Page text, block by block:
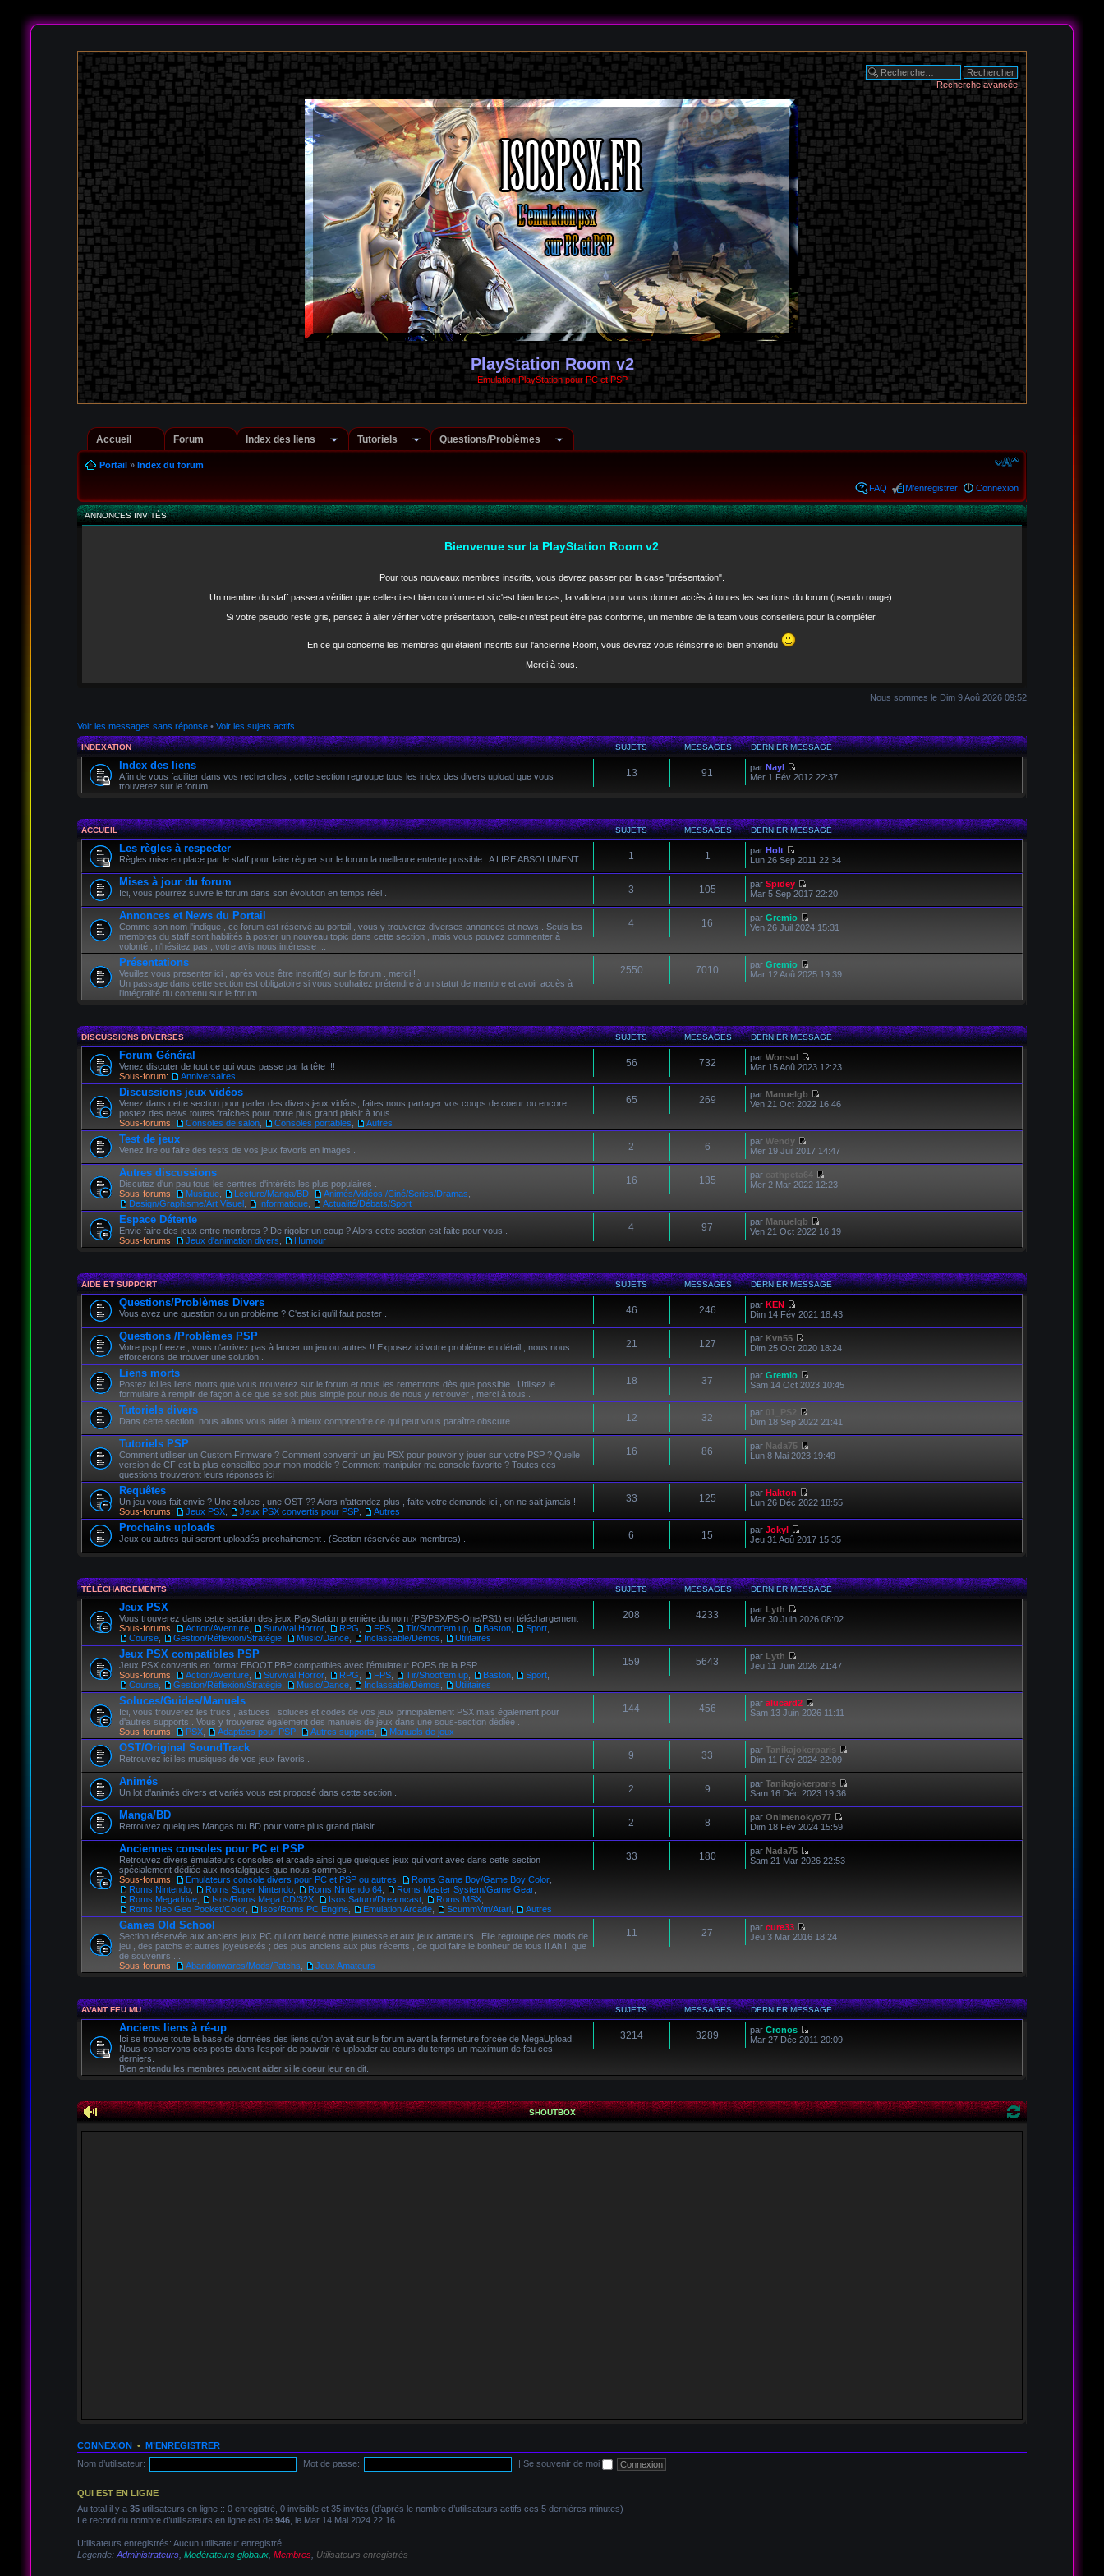
Recherche avancée
PlayStation Room v2
Emulation PlayStation pour PC et PSP
Accueil Forum Index des liens Tutoriels Questions/Problèmes
Portail» Index du forum
FAQ M’enregistrer Connexion
ANNONCES INVITÉS
Bienvenue sur la PlayStation Room v2
Pour tous nouveaux membres inscrits, vous devrez passer par la case "présentation".
Un membre du staff passera vérifier que celle-ci est bien conforme et si c'est bien le cas, la validera pour vous donner accès à toutes les sections du forum (pseudo rouge).
Si votre pseudo reste gris, pensez à aller vérifier votre présentation, celle-ci n'est peut être pas conforme, un membre de la team vous conseillera pour la compléter.
En ce qui concerne les membres qui étaient inscrits sur l'ancienne Room, vous devrez vous réinscrire ici bien entendu
Merci à tous.
Nous sommes le Dim 9 Aoû 2026 09:52
Voir les messages sans réponse• Voir les sujets actifs
INDEXATION SUJETS MESSAGES DERNIER MESSAGE
Index des liens
Afin de vous faciliter dans vos recherches , cette section regroupe tous les index des divers upload que vous
trouverez sur le forum .
13 91 parNayl
Mer 1 Fév 2012 22:37
ACCUEIL SUJETS MESSAGES DERNIER MESSAGE
Les règles à respecter
Règles mise en place par le staff pour faire règner sur le forum la meilleure entente possible . A LIRE ABSOLUMENT 1 1 parHolt
Lun 26 Sep 2011 22:34
Mises à jour du forum
Ici, vous pourrez suivre le forum dans son évolution en temps réel . 3 105 parSpidey
Mar 5 Sep 2017 22:20
Annonces et News du Portail
Comme son nom l'indique , ce forum est réservé au portail , vous y trouverez diverses annonces et news . Seuls les
membres du staff sont habilités à poster un nouveau topic dans cette section , mais vous pouvez commenter à
volonté , n'hésitez pas , votre avis nous intéresse ...
4 16 parGremio
Ven 26 Juil 2024 15:31
Présentations
Veuillez vous presenter ici , après vous être inscrit(e) sur le forum . merci !
Un passage dans cette section est obligatoire si vous souhaitez prétendre à un statut de membre et avoir accès à
l'intégralité du contenu sur le forum .
2550 7010 parGremio
Mar 12 Aoû 2025 19:39
DISCUSSIONS DIVERSES SUJETS MESSAGES DERNIER MESSAGE
Forum Général
Venez discuter de tout ce qui vous passe par la tête !!!
Sous-forum:
Anniversaires
56 732 parWonsul
Mar 15 Aoû 2023 12:23
Discussions jeux vidéos
Venez dans cette section pour parler des divers jeux vidéos, faites nous partager vos coups de coeur ou encore
postez des news toutes fraîches pour notre plus grand plaisir à tous .
Sous-forums:
Consoles de salon, Consoles portables Autres
65 269 par Manuelgb
Ven 21 Oct 2022 16:46
Test de jeux
Venez lire ou faire des tests de vos jeux favoris en images . 2 6 parWendy
Mer 19 Juil 2017 14:47
Autres discussions
Discutez d'un peu tous les centres d'intérêts les plus populaires .
Sous-forums:
Musique, Lecture/Manga/BD, Animés/Vidéos /Ciné/Series/Dramas
Design/Graphisme/Art Visuel, Informatique, Actualité/Débats/Sport
16 135 par
Mer 2 Mar 2022 12:23
Espace Détente
Envie faire des jeux entre membres ? De rigoler un coup ? Alors cette section est faite pour vous .
Sous-forums:
Jeux d'animation divers Humour
4 97 par Manuelgb
Ven 21 Oct 2022 16:19
AIDE ET SUPPORT SUJETS MESSAGES DERNIER MESSAGE
Questions/Problèmes Divers
Vous avez une question ou un problème ? C'est ici qu'il faut poster . 46 246 parKEN
Dim 14 Fév 2021 18:43
Questions /Problèmes PSP
Votre psp freeze , vous n'arrivez pas à lancer un jeu ou autres !! Exposez ici votre problème en détail , nous nous
efforcerons de trouver une solution .
21 127 par Kvn55
Dim 25 Oct 2020 18:24
Liens morts
Postez ici les liens morts que vous trouverez sur le forum et nous les remettrons dès que possible . Utilisez le
formulaire à remplir de façon à ce que se soit plus simple pour nous de nous y retrouver , merci à tous .
18 37 parGremio
Sam 14 Oct 2023 10:45
Tutoriels divers
Dans cette section, nous allons vous aider à mieux comprendre ce qui peut vous paraître obscure . 12 32 par 01_PS2
Dim 18 Sep 2022 21:41
Tutoriels PSP
Comment utiliser un Custom Firmware ? Comment convertir un jeu PSX pour pouvoir y jouer sur votre PSP ? Quelle
version de CF est la plus conseillée pour mon modèle ? Comment manipuler ma console favorite ? Toutes ces
questions trouveront leurs réponses ici !
16 86 par Nada75
Lun 8 Mai 2023 19:49
Requêtes
Un jeu vous fait envie ? Une soluce , une OST ?? Alors n'attendez plus , faite votre demande ici , on ne sait jamais !
Sous-forums:
Jeux PSX, Jeux PSX convertis pour PSP, Autres
33 125 parHakton
Lun 26 Déc 2022 18:55
Prochains uploads
Jeux ou autres qui seront uploadés prochainement . (Section réservée aux membres) . 6 15 parJokyl
Jeu 31 Aoû 2017 15:35
TÉLÉCHARGEMENTS SUJETS MESSAGES DERNIER MESSAGE
Jeux PSX
Vous trouverez dans cette section des jeux PlayStation première du nom (PS/PSX/PS-One/PS1) en téléchargement .
Sous-forums:
Action/Aventure, Survival Horror, RPG FPS, Tir/Shoot'em up, Baston, Sport,
Course, Gestion/Réflexion/Stratégie, Music/Dance, Inclassable/Démos Utilitaires
208 4233 parLyth
Mar 30 Juin 2026 08:02
Jeux PSX compatibles PSP
Jeux PSX convertis en format EBOOT.PBP compatibles avec l'émulateur POPS de la PSP .
Sous-forums:
Action/Aventure, Survival Horror, RPG FPS, Tir/Shoot'em up, Baston, Sport,
Course, Gestion/Réflexion/Stratégie, Music/Dance, Inclassable/Démos Utilitaires
159 5643 par Lyth
Jeu 11 Juin 2026 21:47
Soluces/Guides/Manuels
Ici, vous trouverez les trucs , astuces , soluces et codes de vos jeux principalement PSX mais également pour
d'autres supports . Vous y trouverez également des manuels de jeux dans une sous-section dédiée .
Sous-forums:
PSX, Adaptées pour PSP, Autres supports Manuels de jeux
144 456 paralucard2
Sam 13 Juin 2026 11:11
OST/Original SoundTrack
Retrouvez ici les musiques de vos jeux favoris . 9 33 parTanikajokerparis
Dim 11 Fév 2024 22:09
Animés
Un lot d'animés divers et variés vous est proposé dans cette section . 2 9 parTanikajokerparis
Sam 16 Déc 2023 19:36
Manga/BD
Retrouvez quelques Mangas ou BD pour votre plus grand plaisir . 2 8 parOnimenokyo77
Dim 18 Fév 2024 15:59
Anciennes consoles pour PC et PSP
Retrouvez divers émulateurs consoles et arcade ainsi que quelques jeux qui vont avec dans cette section
spécialement dédiée aux nostalgiques que nous sommes .
Sous-forums:
Emulateurs console divers pour PC et PSP ou autres Roms Game Boy/Game Boy Color,
Roms Nintendo, Roms Super Nintendo, Roms Nintendo 64, Roms Master System/Game Gear,
Roms Megadrive, Isos/Roms Mega CD/32X, Isos Saturn/Dreamcast, Roms MSX,
Roms Neo Geo Pocket/Color, Isos/Roms PC Engine, Emulation Arcade, ScummVm/Atari, Autres
33 180 parNada75
Sam 21 Mar 2026 22:53
Games Old School
Section réservée aux anciens jeux PC qui ont bercé notre jeunesse et aux jeux amateurs . Elle regroupe des mods de
jeu , des patchs et autres joyeusetés ; des plus anciens aux plus récents , de quoi faire le bonheur de tous !! Ah !! que
de souvenirs ...
Sous-forums:
Abandonwares/Mods/Patchs Jeux Amateurs
11 27 parcure33
Jeu 3 Mar 2016 18:24
AVANT FEU MU SUJETS MESSAGES DERNIER MESSAGE
Anciens liens à ré-up
Ici se trouve toute la base de données des liens qu'on avait sur le forum avant la fermeture forcée de MegaUpload.
Nous conservons ces posts dans l'espoir de pouvoir ré-uploader au cours du temps un maximum de feu ces
derniers.
Bien entendu les membres peuvent aider si le coeur leur en dit.
3214 3289 parCronos
Mar 27 Déc 2011 20:09
SHOUTBOX
CONNEXION• M’ENREGISTRER
Nom d’utilisateur:
Mot de passe: | Se souvenir de moi
QUI EST EN LIGNE
Au total il y a 35utilisateurs en ligne :: 0 enregistré, 0 invisible et 35 invités (d’après le nombre d’utilisateurs actifs ces 5 dernières minutes)
Le record du nombre d’utilisateurs en ligne est de 946, le Mar 14 Mai 2024 22:16
Utilisateurs enregistrés: Aucun utilisateur enregistré
Légende: Administrateurs, Modérateurs globaux, Membres, Utilisateurs enregistrés